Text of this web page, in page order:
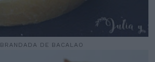
BRANDADA DE BACALAO